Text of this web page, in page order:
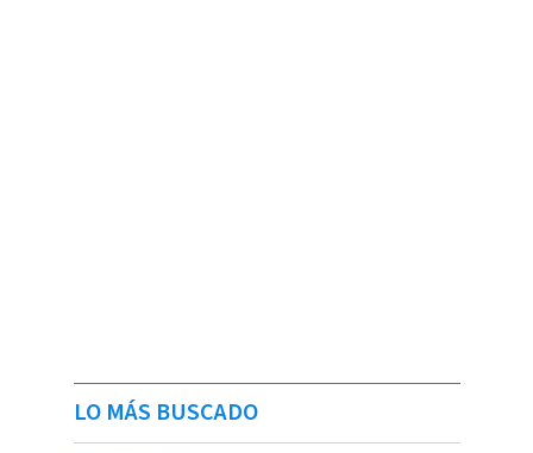
LO MÁS BUSCADO